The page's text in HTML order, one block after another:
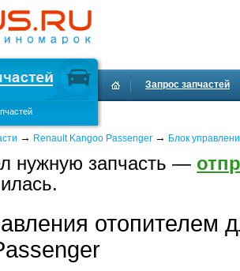
Запрос запчастей
→ Renault Kangoo Passenger → Блок
нужную запчасть —
отопителем